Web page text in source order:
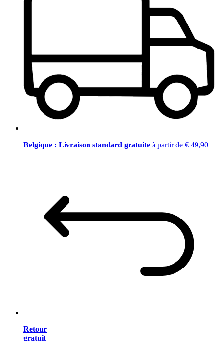
Belgique : Livraison standard gratuite à partir de € 49,90
Retour
gratuit